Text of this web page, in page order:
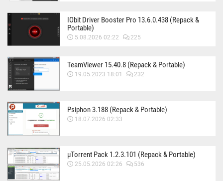
IObit Driver Booster Pro 13.6.0.438 (Repack &
Portable)
5.08.2026 02:22 225
TeamViewer 15.40.8 (Repack & Portable)
19.05.2023 18:01 232
Psiphon 3.188 (Repack & Portable)
18.07.2026 02:33
µTorrent Pack 1.2.3.101 (Repack & Portable)
25.05.2026 02:26 536